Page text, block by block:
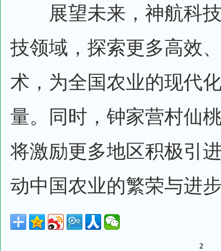
展望未来，神航科技
技领域，探索更多高效
术，为全国农业的现代
量。同时，钟家营村仙
将激励更多地区积极引
动中国农业的繁荣与进
2